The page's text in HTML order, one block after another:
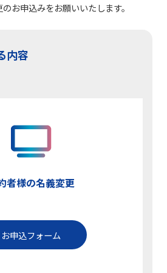
お申込みをお願いいたします。
内容
者様の名義変更
お申込フォーム